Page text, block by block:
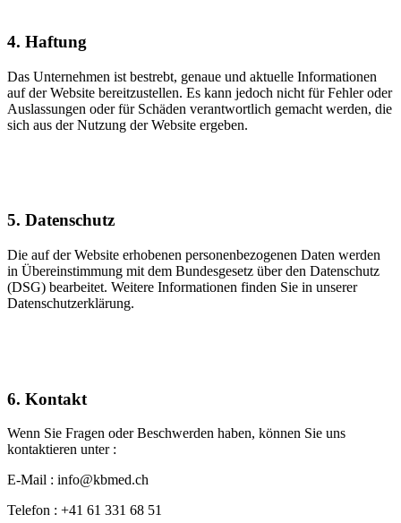
4. Haftung
Das Unternehmen ist bestrebt, genaue und aktuelle Informationen
auf der Website bereitzustellen. Es kann jedoch nicht für Fehler oder
Auslassungen oder für Schäden verantwortlich gemacht werden, die
sich aus der Nutzung der Website ergeben.
5. Datenschutz
Die auf der Website erhobenen personenbezogenen Daten werden
in Übereinstimmung mit dem Bundesgesetz über den Datenschutz
(DSG) bearbeitet. Weitere Informationen finden Sie in unserer
Datenschutzerklärung.
6. Kontakt
Wenn Sie Fragen oder Beschwerden haben, können Sie uns
kontaktieren unter :
E-Mail : info@kbmed.ch
Telefon : +41 61 331 68 51